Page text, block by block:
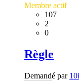
Membre actif
107
2
0
Règle
Demandé par